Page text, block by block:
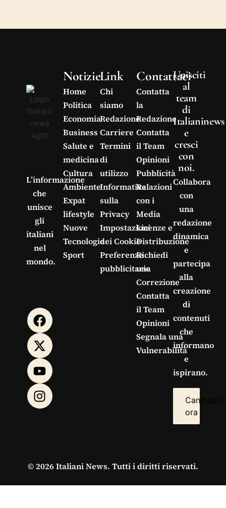
L’informazione
che
unisce
gli
italiani
nel
mondo.
Notizie
Home
Politica
Economia
Business
Salute e
medicina
Cultura
Ambiente
Expat
lifestyle
Nuove
Tecnologie
Sport
Link
Chi
siamo
Redazione
Carriere
Termini
di
utilizzo
Informativa
sulla
Privacy
Impostazioni
dei Cookie
Preferenze
pubblicitarie
Contattaci
Contatta
la
Redazione
Contatta
il Team
Opinioni
Pubblicità
Relazioni
con i
Media
Licenze e
Distribuzione
Richiedi
una
Correzione
Contatta
il Team
Opinioni
Segnala una
Vulnerabilità
Unisciti
al
team
di
Italianinews
e
cresci
con
noi.
Collabora
con
una
redazione
dinamica
e
partecipa
alla
creazione
di
contenuti
che
informano
e
ispirano.
Candidati
ora
© 2026 Italiani News. Tutti i diritti riservati.